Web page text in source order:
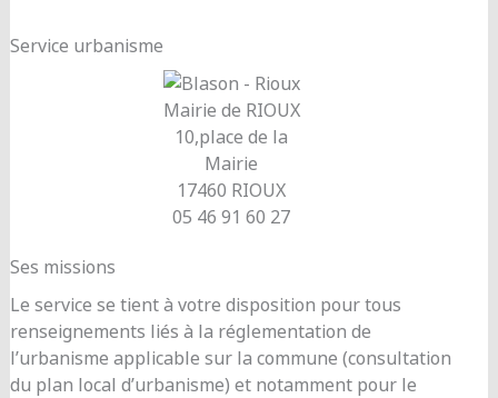
Service urbanisme
Mairie de RIOUX
10,place de la
Mairie
17460 RIOUX
05 46 91 60 27
Ses missions
Le service se tient à votre disposition pour tous
renseignements liés à la réglementation de
l’urbanisme applicable sur la commune (consultation
du plan local d’urbanisme) et notamment pour le